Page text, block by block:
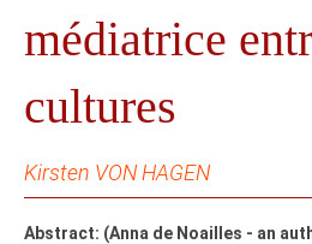
médiatrice
cultures
Kirsten VON HAGEN
Abstract: (Anna de Noailles - an